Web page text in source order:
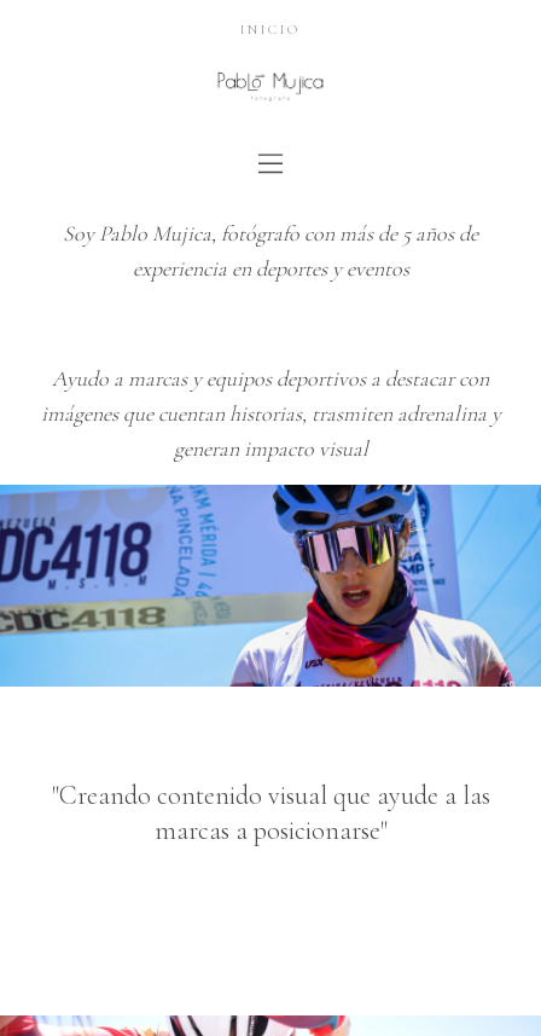
INICIO
Soy Pablo Mujica, fotógrafo con más de 5 años de
experiencia en deportes y eventos
Ayudo a marcas y equipos deportivos a destacar con
imágenes que cuentan historias, trasmiten adrenalina y
generan impacto visual
"Creando contenido visual que ayude a las
marcas a posicionarse"